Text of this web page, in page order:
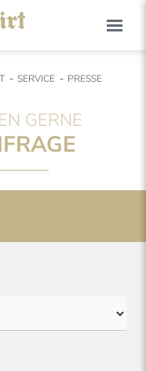
SERVICE PRESSE
GERNE